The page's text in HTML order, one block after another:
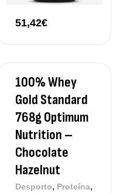
51,42€
100% Whey
Gold Standard
768g Optimum
Nutrition –
Chocolate
Hazelnut
Desporto, Proteína,